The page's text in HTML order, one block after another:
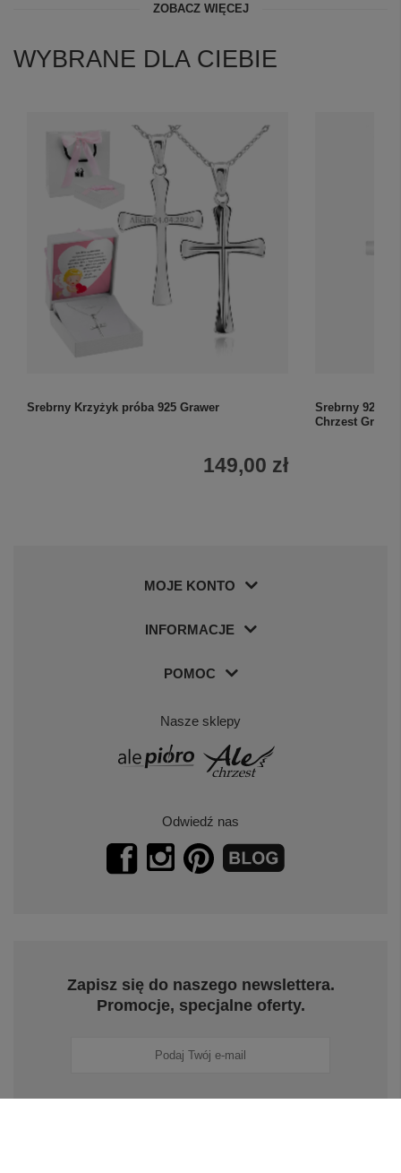
ZOBACZ WIĘCEJ
WYBRANE DLA CIEBIE
Srebrny Krzyżyk próba 925 Grawer
149,00 zł
Srebrny 925
Chrzest Grawer
MOJE KONTO
INFORMACJE
POMOC
Nasze sklepy
Odwiedź nas
Zapisz się do naszego newslettera.
Promocje, specjalne oferty.